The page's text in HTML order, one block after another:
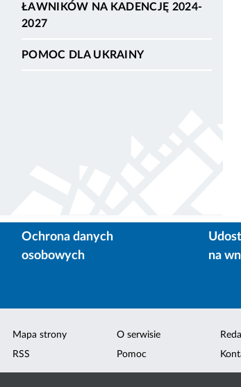
ŁAWNIKÓW NA KADENCJĘ 2024-
2027
POMOC DLA UKRAINY
Ochrona danych
osobowych
na
Mapa strony
RSS
O serwisie
Pomoc